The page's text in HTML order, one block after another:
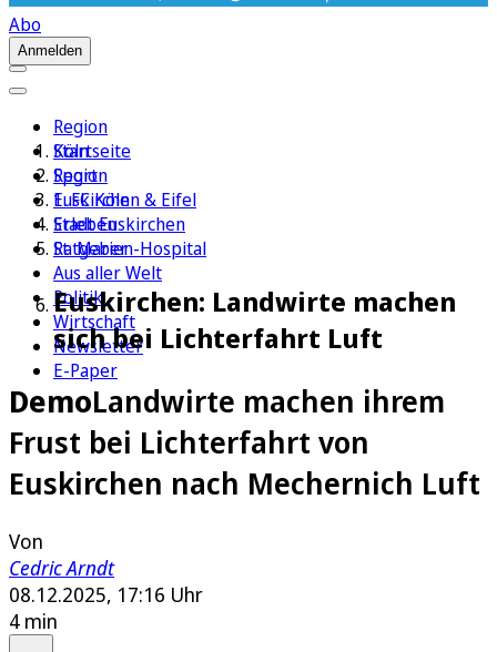
Abo
Anmelden
Region
Köln
Sport
1. FC Köln
Erleben
Ratgeber
Aus aller Welt
Politik
Wirtschaft
Newsletter
E-Paper
Startseite
Region
Euskirchen & Eifel
Stadt Euskirchen
St. Marien-Hospital
Euskirchen: Landwirte machen
sich bei Lichterfahrt Luft
DemoLandwirte machen ihrem
Frust bei Lichterfahrt von
Euskirchen nach Mechernich Luft
Von
Cedric Arndt
08.12.2025, 17:16 Uhr
4 min